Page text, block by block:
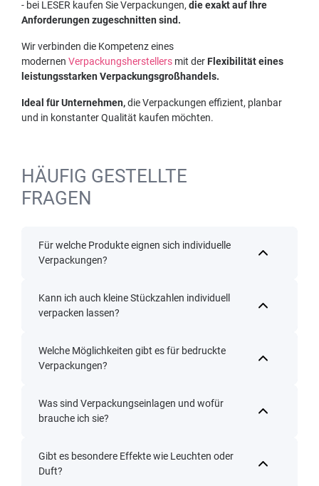
- bei LESER kaufen Sie Verpackungen, die exakt auf Ihre
Anforderungen zugeschnitten sind.
Wir verbinden die Kompetenz eines
modernen Verpackungsherstellers mit der Flexibilität eines
leistungsstarken Verpackungsgroßhandels.
Ideal für Unternehmen,die Verpackungen effizient, planbar
und in konstanter Qualität kaufen möchten.
HÄUFIG GESTELLTE
FRAGEN
Für welche Produkte eignen sich individuelle
Verpackungen?
Kann ich auch kleine Stückzahlen individuell
verpacken lassen?
Welche Möglichkeiten gibt es für bedruckte
Verpackungen?
Was sind Verpackungseinlagen und wofür
brauche ich sie?
Gibt es besondere Effekte wie Leuchten oder
Duft?